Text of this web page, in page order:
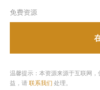
免费资源
温馨提示：本资源来源于互联网
益，请 联系我们 处理。